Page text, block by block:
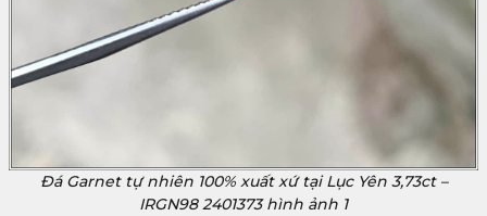
Đá Garnet tự nhiên 100% xuất xứ tại Lục Yên 3,73ct –
IRGN98 2401373 hình ảnh 1